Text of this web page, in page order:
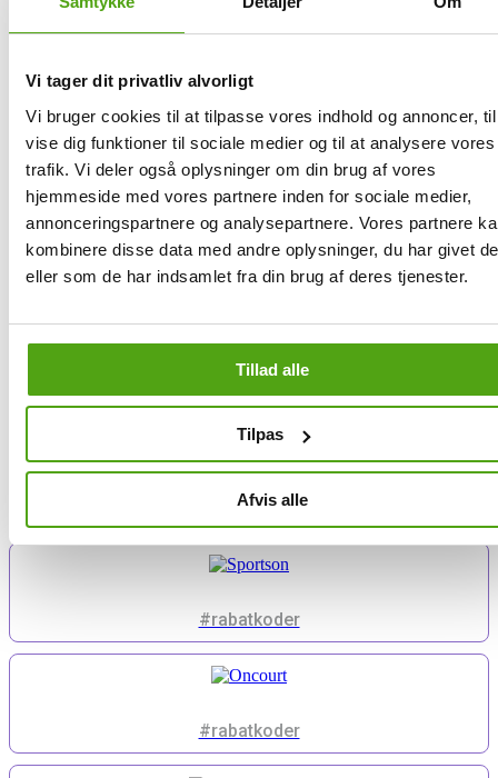
Vi tager dit privatliv alvorligt
Vi bruger cookies til at tilpasse vores indhold og annoncer,
vise dig funktioner til sociale medier og til at analysere vores
trafik. Vi deler også oplysninger om din brug af vores
hjemmeside med vores partnere inden for sociale medier,
annonceringspartnere og analysepartnere. Vores partnere
kombinere disse data med andre oplysninger, du har givet
eller som de har indsamlet fra din brug af deres tjenester.
Tillad alle
Tilpas
Afvis alle
När du har hittat de produkter du vill ha hos Panduro kan Savier
automatiskt lösa in dina rabattkoder åt dig. Istället för att lägga tid på
av avancerad teknik; dessa testas sedan en efter en i din varukorg
hos Panduros hemsida.
Savier arbetar blixtsnabbt för att se till så att ni får största möjliga
besparing utan krångel! När den mest gynnsamma koden har
identifierats - oavsett om den innebär procentuell rabatt, fast
prisavdrag eller fri frakt - tillämpar Savier automatiskt koden på ditt
köp. Det sker så snabbt så Du riskerar inte ens missa kortvariga
erbjudanden!
Det unika med Savier är dess användarvänlighet: vår tjänst aktiveras
med ett klick, vilket låter dig fortsätta ditt köp while vi ser till så Du
leta efter rabatter; ni sparar både tid samtidigt som ni handlar.
Liknande butiker med rabatt
#rabatkoder
#rabatkoder
#rabatkoder